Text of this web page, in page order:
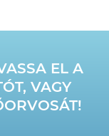
EL A
VAGY